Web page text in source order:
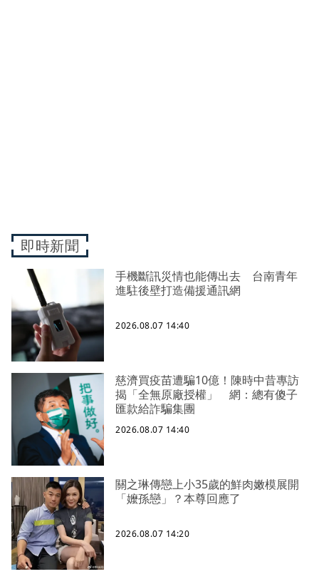
即時新聞
手機斷訊災情也能傳出去 台南青年
進駐後壁打造備援通訊網
2026.08.07 14:40
慈濟買疫苗遭騙10億！陳時中昔專訪
揭「全無原廠授權」 網：總有傻子
匯款給詐騙集團
2026.08.07 14:40
關之琳傳戀上小35歲的鮮肉嫩模展開
「嬤孫戀」？本尊回應了
2026.08.07 14:20